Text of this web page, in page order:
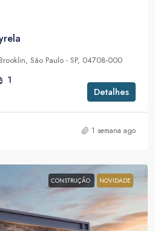
São Paulo - SP, 04708-000
1
Detalhes
1 semana ago
CONSTRUÇÃO NOVIDADE